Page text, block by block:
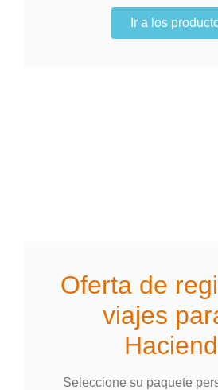
Ir a los
Oferta de
viajes
Seleccione su paquete